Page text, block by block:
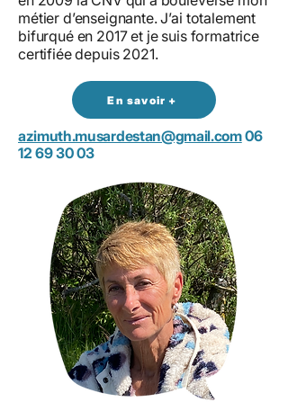
métier d’enseignante. J’ai totalement
bifurqué en 2017 et je suis formatrice
certifiée depuis 2021.
En savoir +
azimuth.musardestan@gmail.com06
12 69 30 03